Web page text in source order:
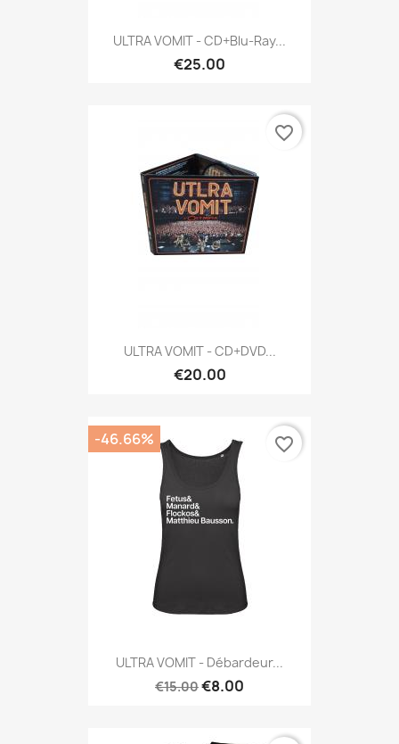
ULTRA VOMIT - CD+Blu-Ray...
€25.00
ULTRA VOMIT - CD+DVD...
€20.00
favorite_border
ULTRA VOMIT - Débardeur...
€15.00€8.00
-46.66% favorite_border